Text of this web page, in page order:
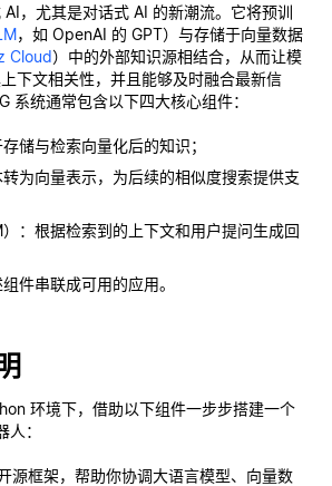
AI，尤其是对话式 AI 的新潮流。它将预训
，如 OpenAI 的 GPT）与存储于向量数据
Cloud）中的外部知识源相结合，从而让模
下文相关性，并且能够及时融合最新信
系统通常包含以下四大核心组件：
储与检索向量化后的知识；
为向量表示，为后续的相似度搜索提供支
：根据检索到的上下文和用户提问生成回
件串联成可用的应用。
环境下，借助以下组件一步步搭建一个
：
源框架，帮助你协调大语言模型、向量数